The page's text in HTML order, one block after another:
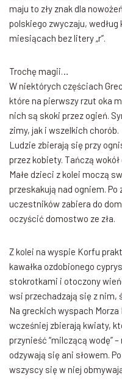
maju to zły znak dla
polskiego zwyczaju,
miesiącach bez litery „r”.
Trochę magii…
W niektórych częściach
które na pierwszy rzut oka
nich są skoki przez ogień.
zimy, jak i wszelkich chorób.
Ludzie zbierają się przy
przez kobiety. Tańczą
Małe dzieci z kolei moczą
przeskakują nad ogniem. Po
uczestników zabiera do
oczyścić domostwo ze zła.
Z kolei na wyspie Korfu
kawałka ozdobionego
stokrotkami i otoczony
wsi przechadzają się z nim,
Na greckich wyspach
wcześniej zbierają kwiaty,
przynieść “milczącą wodę”
odzywają się ani słowem.
wszyscy się w niej